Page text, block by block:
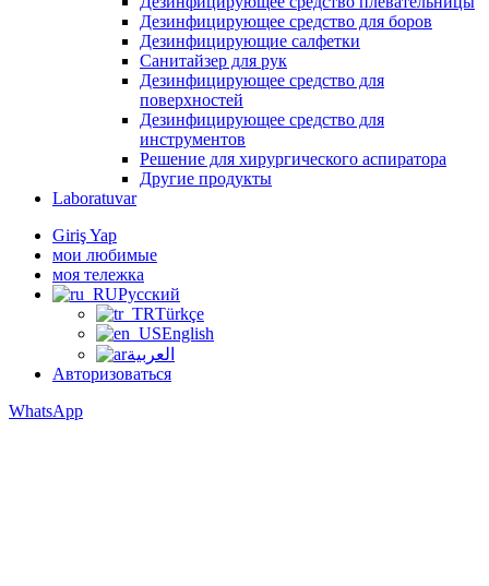
Дезинфицирующее средство для боров
Дезинфицирующие салфетки
Санитайзер для рук
Дезинфицирующее средство для
поверхностей
Дезинфицирующее средство для
инструментов
Решение для хирургического аспиратора
Другие продукты
Laboratuvar
Giriş Yap
мои любимые
моя тележка
Русский
Türkçe
English
العربية
Авторизоваться
WhatsApp